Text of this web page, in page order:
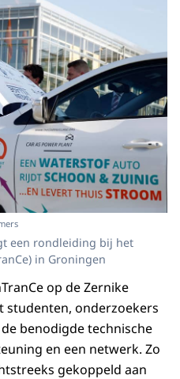
een rondleiding bij het
in Groningen
op de Zernike
studenten, onderzoekers
benodigde technische
en een netwerk. Zo
gekoppeld aan